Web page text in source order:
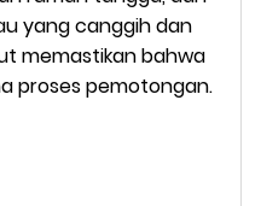
yang canggih dan
memastikan bahwa
proses pemotongan.